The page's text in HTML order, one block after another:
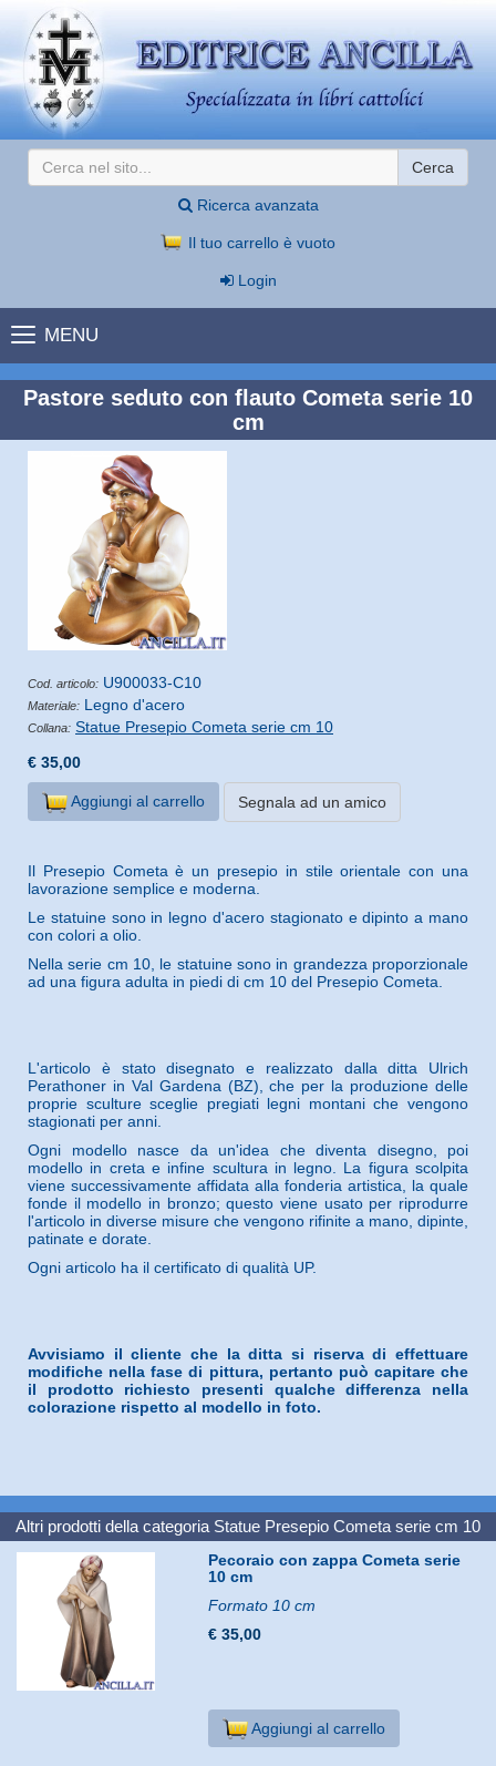
Cerca
Ricerca avanzata
Il tuo carrello è vuoto
Login
MENU
Pastore seduto con flauto Cometa serie 10
cm
Cod. articolo: U900033-C10
Materiale: Legno d'acero
Collana: Statue Presepio Cometa serie cm 10
€ 35,00
Aggiungi al carrello Segnala ad un amico
Il Presepio Cometa è un presepio in stile orientale con una
lavorazione semplice e moderna.
Le statuine sono in legno d'acero stagionato e dipinto a mano
con colori a olio.
Nella serie cm 10, le statuine sono in grandezza proporzionale
ad una figura adulta in piedi di cm 10 del Presepio Cometa.
L'articolo è stato disegnato e realizzato dalla ditta Ulrich
Perathoner in Val Gardena (BZ), che per la produzione delle
proprie sculture sceglie pregiati legni montani che vengono
stagionati per anni.
Ogni modello nasce da un'idea che diventa disegno, poi
modello in creta e infine scultura in legno. La figura scolpita
viene successivamente affidata alla fonderia artistica, la quale
fonde il modello in bronzo; questo viene usato per riprodurre
l'articolo in diverse misure che vengono rifinite a mano, dipinte,
patinate e dorate.
Ogni articolo ha il certificato di qualità UP.
Avvisiamo il cliente che la ditta si riserva di effettuare
modifiche nella fase di pittura, pertanto può capitare che
il prodotto richiesto presenti qualche differenza nella
colorazione rispetto al modello in foto.
Altri prodotti della categoria Statue Presepio Cometa serie cm 10
Pecoraio con zappa Cometa serie
10 cm
Formato 10 cm
€ 35,00
Aggiungi al carrello